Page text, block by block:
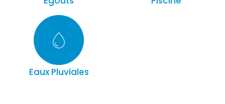
Eaux Pluviales